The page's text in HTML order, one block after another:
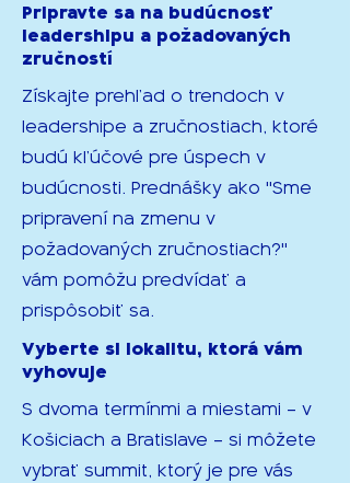
Pripravte sa na budúcnosť
leadershipu a požadovaných
zručností
Získajte prehľad o trendoch v
leadershipe a zručnostiach, ktoré
budú kľúčové pre úspech v
budúcnosti. Prednášky ako "Sme
pripravení na zmenu v
požadovaných zručnostiach?"
vám pomôžu predvídať a
prispôsobiť sa.
Vyberte si lokalitu, ktorá vám
vyhovuje
S dvoma termínmi a miestami – v
Košiciach a Bratislave – si môžete
vybrať summit, ktorý je pre vás